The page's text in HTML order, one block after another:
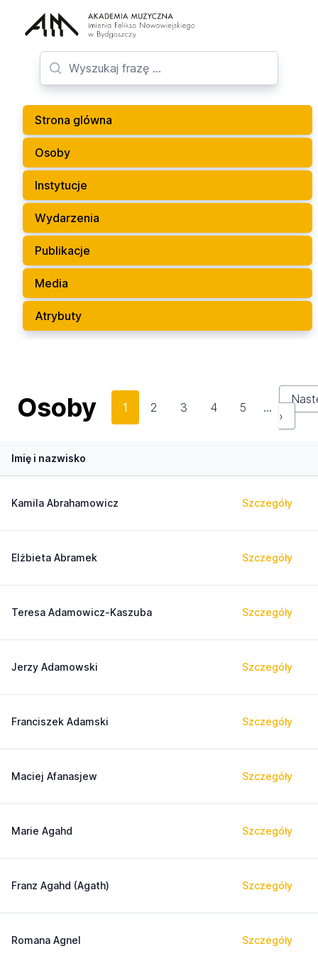
Strona glówna
Osoby
Instytucje
Wydarzenia
Publikacje
Media
Atrybuty
Osoby 1 2 3 4 5 …
›
Imię i nazwisko
Kamila Abrahamowicz Szczegóły
Elżbieta Abramek Szczegóły
Teresa Adamowicz-Kaszuba Szczegóły
Jerzy Adamowski Szczegóły
Franciszek Adamski Szczegóły
Maciej Afanasjew Szczegóły
Marie Agahd Szczegóły
Franz Agahd (Agath) Szczegóły
Romana Agnel Szczegóły